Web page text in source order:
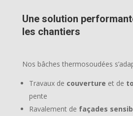
Une solution
les chantiers
Nos bâches thermosoudées
Travaux de couverture et de
pente
Ravalement de façades